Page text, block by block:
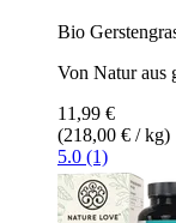
Bio
Von Natur aus
11,99 €
(218,00 € / kg)
5.0 (1)